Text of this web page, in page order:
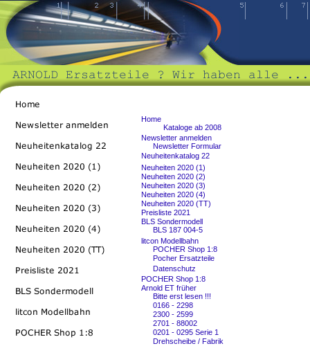
Home
Kataloge ab 2008
Newsletter anmelden
Newsletter Formular
Neuheitenkatalog 22
Neuheiten 2020 (1)
Neuheiten 2020 (2)
Neuheiten 2020 (3)
Neuheiten 2020 (4)
Neuheiten 2020 (TT)
Preisliste 2021
BLS Sondermodell
BLS 187 004-5
litcon Modellbahn
POCHER Shop 1:8
Pocher Ersatzteile
Datenschutz
POCHER Shop 1:8
Arnold ET früher
Bitte erst lesen !!!
0166 - 2298
2300 - 2599
2701 - 88002
0201 - 0295 Serie 1
Drehscheibe / Fabrik